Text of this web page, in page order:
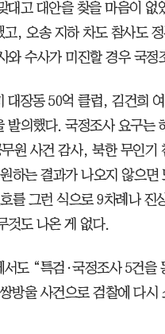
대고 대안을 찾을 마음이
고, 오송 지하 차도 참사도
와 수사가 미진할 경우 국정
대장동 50억 클럽, 김건희
발의했다. 국정조사 요구는
원 사건 감사, 북한 무인기
하는 결과가 나오지 않으
를 그런 식으로 9차례나 진
것도 나온 게 없다.
서도 “특검·국정조사 5건을
방울 사건으로 검찰에 다